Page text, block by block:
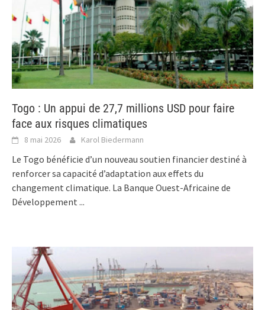
Togo : Un appui de 27,7 millions USD pour faire
face aux risques climatiques
8 mai 2026 Karol Biedermann
Le Togo bénéficie d’un nouveau soutien financier destiné à
renforcer sa capacité d’adaptation aux effets du
changement climatique. La Banque Ouest-Africaine de
Développement ...